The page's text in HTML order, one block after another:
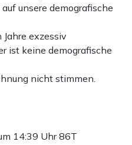
unsere demografische
exzessiv
ist keine demografische
nicht stimmen.
14:39 Uhr86T